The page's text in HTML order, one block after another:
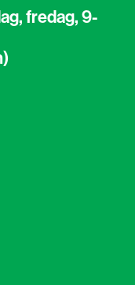
fredag, 9-